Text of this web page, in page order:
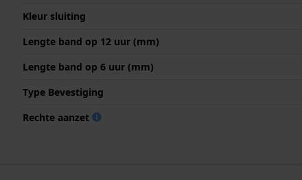
Kleur sluiting
Lengte band op 12 uur (mm)
Lengte band op 6 uur (mm)
Type Bevestiging
Rechte aanzet